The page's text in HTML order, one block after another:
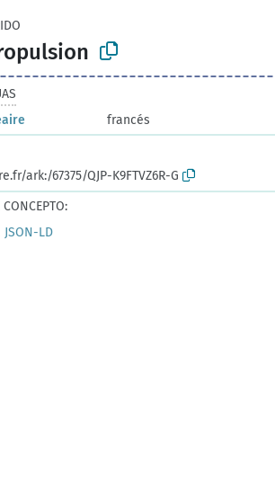
francés
ark:/67375/QJP-K9FTVZ6R-G
CONCEPTO:
JSON-LD